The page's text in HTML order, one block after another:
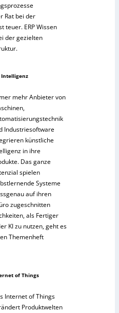
Rat bei der
teuer. ERP Wissen
der gezielten
mehr Anbieter von
Industriesoftware
künstliche
in ihre
Das ganze
spielen
Systeme
auf ihren
zugeschnitten
als Fertiger
KI zu nutzen, geht es
Themenheft
of Things
Internet of Things
Produktwelten